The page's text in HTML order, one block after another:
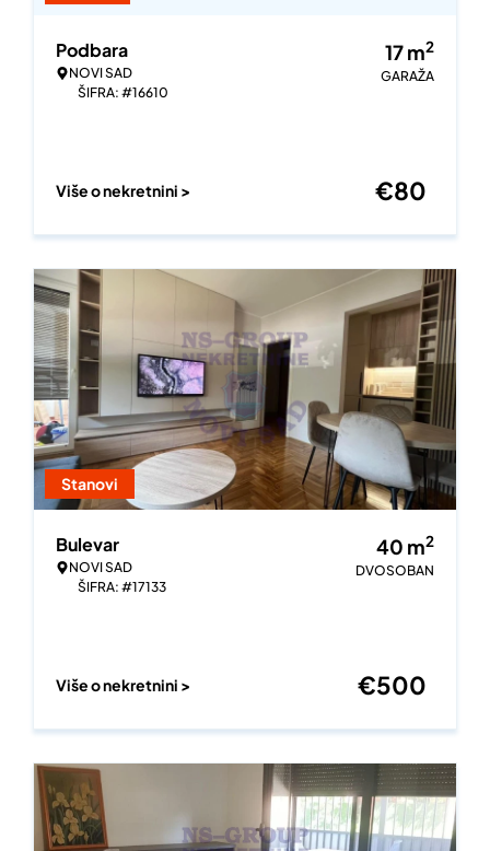
Podbara
NOVI SAD
ŠIFRA: #16610
17m2
GARAŽA
Više o nekretnini > €80
Stanovi
Bulevar
NOVI SAD
ŠIFRA: #17133
40 m2
DVOSOBAN
Više o nekretnini > €500